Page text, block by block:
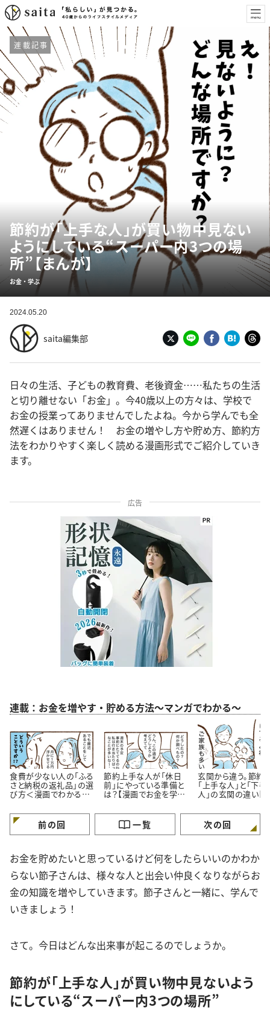
連載記事
節約が「上手な人」が買い物中見ない
ようにしている“スーパー内3つの場
所”【まんが】
お金・学ぶ
2024.05.20
saita編集部
日々の生活、子どもの教育費、老後資金……私たちの生活
と切り離せない「お金」。今40歳以上の方々は、学校で
お金の授業ってありませんでしたよね。今から学んでも全
然遅くはありません！ お金の増やし方や貯め方、節約方
法をわかりやすく楽しく読める漫画形式でご紹介していき
ます。
広告
連載：お金を増やす・貯める方法～マンガでわかる～
食費が少ない人の「ふる
さと納税の返礼品」の選
び方＜漫画でわかるお
節約上手な人が「休日
前」にやっている準備と
は？【漫画でお金を学
玄関から違う。節約
「上手な人」と「下
人」の玄関の違い【
前の回 一覧 次の回
お金を貯めたいと思っているけど何をしたらいいのかわか
らない節子さんは、様々な人と出会い仲良くなりながらお
金の知識を増やしていきます。節子さんと一緒に、学んで
いきましょう！
さて。今日はどんな出来事が起こるのでしょうか。
節約が「上手な人」が買い物中見ないよう
にしている“スーパー内3つの場所”